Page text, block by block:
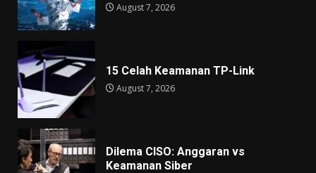
August 7, 2026
15 Celah Keamanan TP-Link
August 7, 2026
Dilema CISO: Anggaran vs
Keamanan Siber